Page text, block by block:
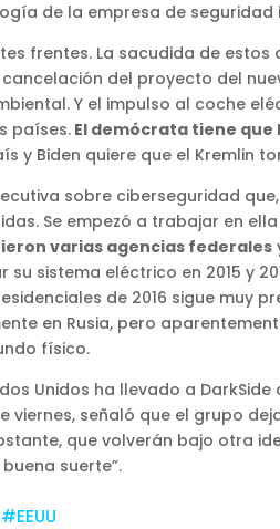
de la empresa de seguridad
frentes. La sacudida de
del proyecto del
Y el impulso al coche
países. El demócrata tiene que
y Biden quiere que el Kremlin
sobre ciberseguridad
Se empezó a trabajar en
varias agencias federales
sistema eléctrico en 2015 y
de 2016 sigue muy
en Rusia, pero
físico.
Unidos ha llevado a
viernes, señaló que el grupo
que volverán bajo otra
suerte”.